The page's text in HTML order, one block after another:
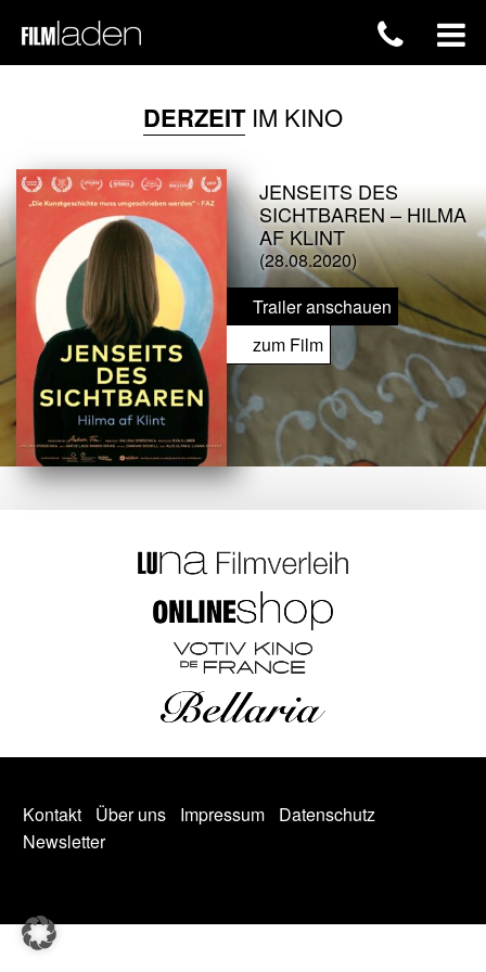
DERZEITIM KINO
JENSEITS DES
SICHTBAREN – HILMA
AF KLINT
(28.08.2020)
Trailer anschauen
zum Film
Kontakt Über uns Impressum
Datenschutz
Newsletter